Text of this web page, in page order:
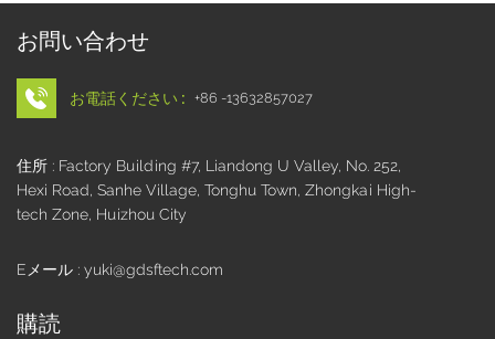
お問い合わせ
お電話ください : +86 -13632857027
住所 : Factory Building #7, Liandong U Valley, No. 252,
Hexi Road, Sanhe Village, Tonghu Town, Zhongkai High-
tech Zone, Huizhou City
Eメール : yuki@gdsftech.com
購読